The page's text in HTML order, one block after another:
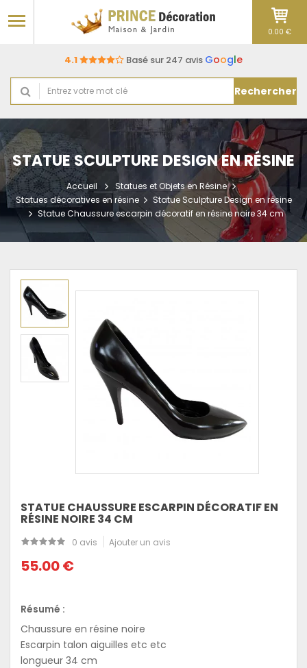
4.1 Basé sur 247 avis Google
Rechercher
0.00 €
STATUE SCULPTURE DESIGN EN RÉSINE
Accueil
Statues et Objets en Résine
Statues décoratives en résine
Statue Sculpture Design en résine
Statue Chaussure escarpin décoratif en résine noire 34 cm
STATUE CHAUSSURE ESCARPIN DÉCORATIF EN
RÉSINE NOIRE 34 CM
0 avis Ajouter un avis
55.00 €
Résumé :
Chaussure en résine noire
Escarpin talon aiguilles etc etc
longueur 34 cm